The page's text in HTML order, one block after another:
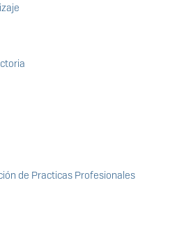
de Practicas Profesionales